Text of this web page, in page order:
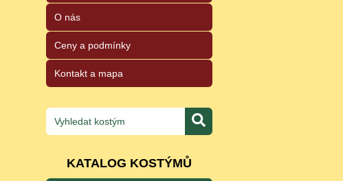
O nás
Ceny a podmínky
Kontakt a mapa
KATALOG KOSTÝMŮ